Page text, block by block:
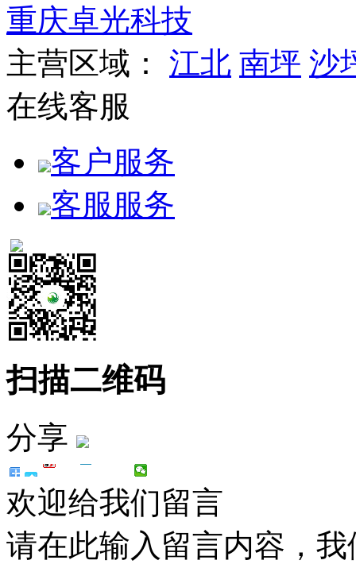
重庆卓光科技
主营区域： 江北 南坪 沙
在线客服
客户服务
客服服务
扫描二维码
分享
欢迎给我们留言
请在此输入留言内容，